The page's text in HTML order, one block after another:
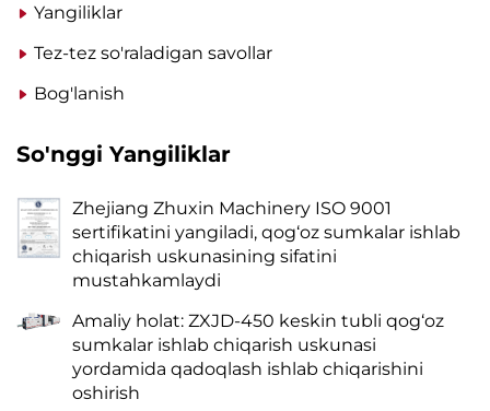
Yangiliklar
Tez-tez so'raladigan savollar
Bog'lanish
So'nggi Yangiliklar
Zhejiang Zhuxin Machinery ISO 9001
sertifikatini yangiladi, qog‘oz sumkalar ishlab
chiqarish uskunasining sifatini
mustahkamlaydi
Amaliy holat: ZXJD-450 keskin tubli qog‘oz
sumkalar ishlab chiqarish uskunasi
yordamida qadoqlash ishlab chiqarishini
oshirish